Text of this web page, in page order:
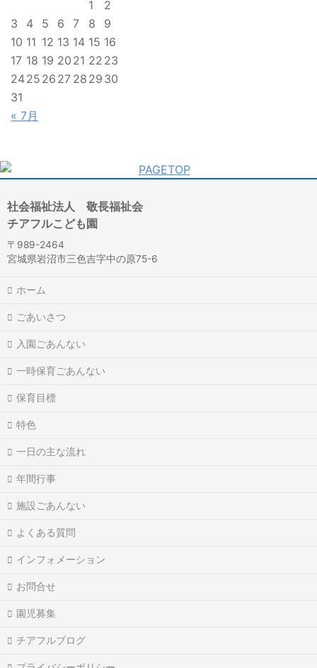
« 7月
1
2
3
4 5 6 7 8
9
10 11 12 13 14 15 16
17 18 19 20 21 22 23
2425 26 27 28 29 30
31
社会福祉法人 敬長福祉会
チアフルこども園
〒989-2464
宮城県岩沼市三色吉字中の原75-6
ホーム
ごあいさつ
入園ごあんない
一時保育ごあんない
保育目標
特色
一日の主な流れ
年間行事
施設ごあんない
よくある質問
インフォメーション
お問合せ
園児募集
チアフルブログ